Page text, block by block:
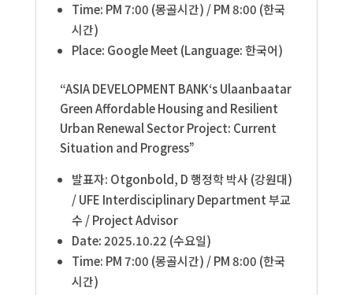
Time: PM 7:00 (몽골시간) / PM 8:00 (한국
시간)
Place: Google Meet (Language: 한국어)
“ASIA DEVELOPMENT BANK‘s Ulaanbaatar
Green Affordable Housing and Resilient
Urban Renewal Sector Project: Current
Situation and Progress”
발표자: Otgonbold, D 행정학 박사 (강원대)
/ UFE Interdisciplinary Department 부교
수 / Project Advisor
Date: 2025.10.22 (수요일)
Time: PM 7:00 (몽골시간) / PM 8:00 (한국
시간)